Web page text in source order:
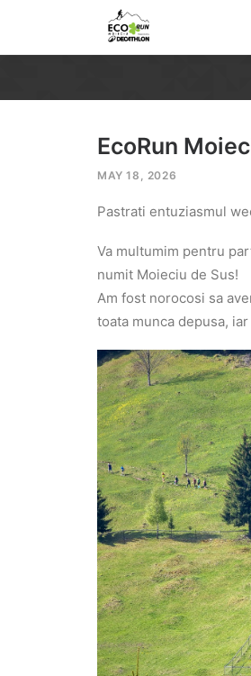
EcoRun
MAY 18, 2026
Pastrati entuziasmul
Va multumim pentru
numit Moieciu de Sus!
Am fost norocosi sa
toata munca depusa,